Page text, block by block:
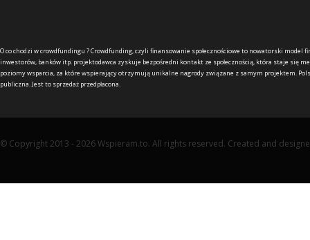
O co chodzi w crowdfundingu ?Crowdfunding, czyli finansowanie społecznościowe to nowatorski model
inwestorów, banków itp. projektodawca zyskuje bezpośredni kontakt ze społecznością, która staje się
poziomy wsparcia, za które wspierający otrzymują unikalne nagrody związane z samym projektem.
publiczna. Jest to sprzedaż przedpłacona.
© Copyright 2013 - 2026 Wspieram.to. All rights reserved. Created and